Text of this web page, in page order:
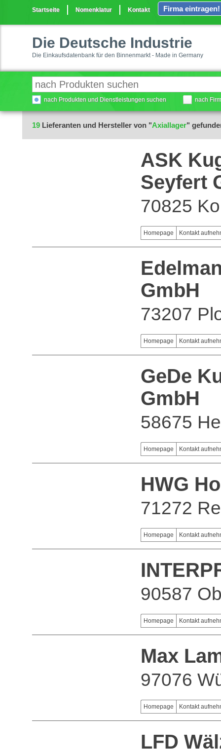
Startseite Nomenklatur Kontakt Firma eintragen!
Die Deutsche Industrie
Die Einkaufsdatenbank für den Binnenmarkt - Made in Germany
nach Produkten und Dienstleistungen suchen nach
19 Lieferanten und Hersteller von "Axiallager"
ASK
Seyfert
70825
Homepage Kontakt
GmbH
73207
Homepage Kontakt
GeDe
GmbH
58675
Homepage Kontakt
HWG
71272
Homepage Kontakt
90587
Homepage Kontakt
Max
97076
Homepage Kontakt
LFD